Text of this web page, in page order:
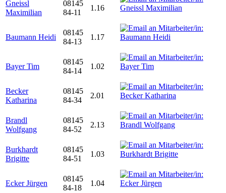
Gneissl
Maximilian
08145
84-11
1.16
Baumann Heidi
08145
84-13
1.17
Bayer Tim
08145
84-14
1.02
Becker
Katharina
08145
84-34
2.01
Brandl
Wolfgang
08145
84-52
2.13
Burkhardt
Brigitte
08145
84-51
1.03
Ecker Jürgen
08145
84-18
1.04